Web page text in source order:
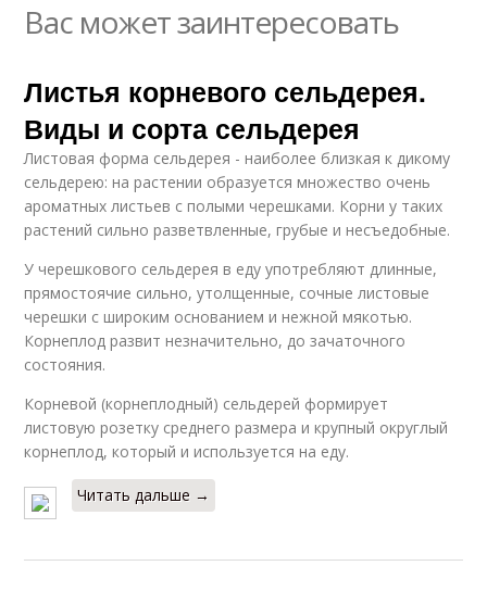
Вас может заинтересовать
Листья корневого сельдерея.
Виды и сорта сельдерея
Листовая форма сельдерея - наиболее близкая к дикому
сельдерею: на растении образуется множество очень
ароматных листьев с полыми черешками. Корни у таких
растений сильно разветвленные, грубые и несъедобные.
У черешкового сельдерея в еду употребляют длинные,
прямостоячие сильно, утолщенные, сочные листовые
черешки с широким основанием и нежной мякотью.
Корнеплод развит незначительно, до зачаточного
состояния.
Корневой (корнеплодный) сельдерей формирует
листовую розетку среднего размера и крупный округлый
корнеплод, который и используется на еду.
Читать дальше →